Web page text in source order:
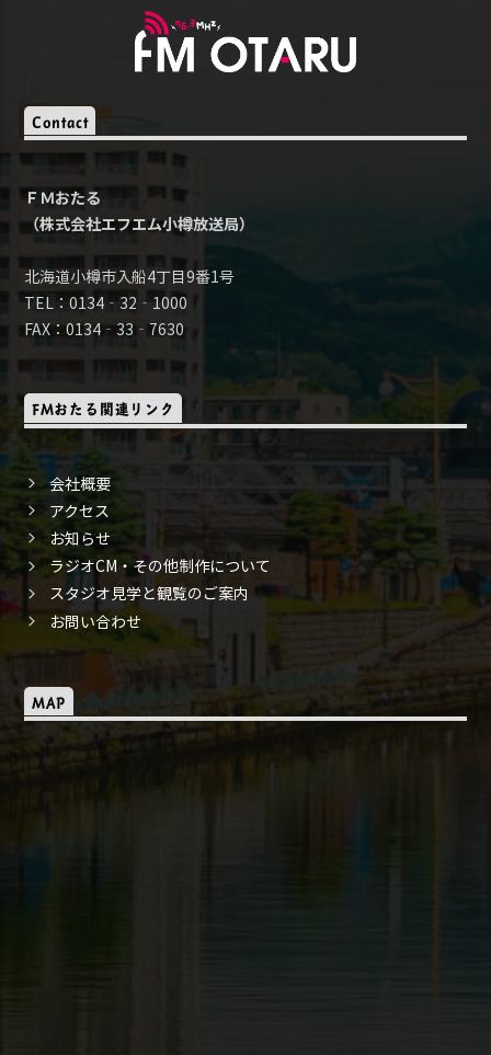
Contact
ＦＭおたる
（株式会社エフエム小樽放送局）
北海道小樽市入船4丁目9番1号
TEL：0134‐32‐1000
FAX：0134‐33‐7630
FMおたる関連リンク
会社概要
アクセス
お知らせ
ラジオCM・その他制作について
スタジオ見学と観覧のご案内
お問い合わせ
MAP